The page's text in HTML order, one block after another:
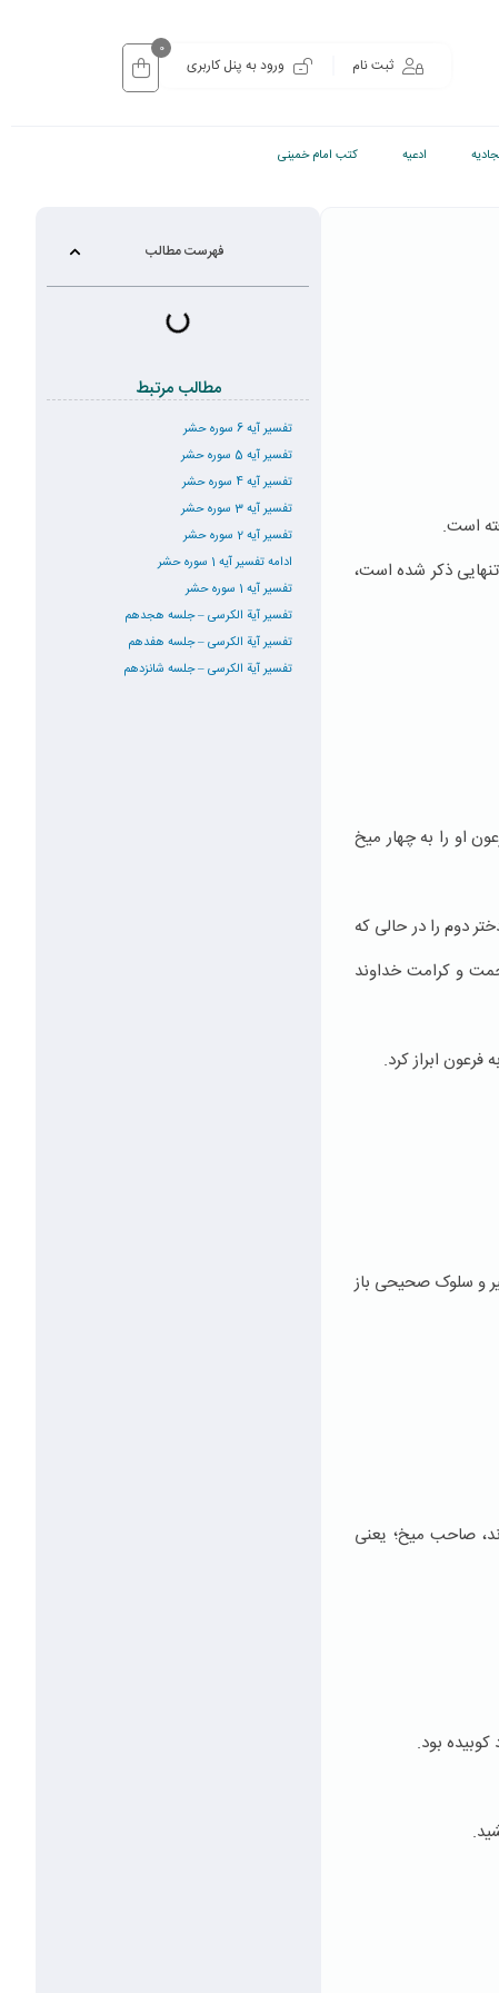
ثبت نام ورود به پنل کاربری
0
ادعیه کتب امام خمینی
است.
ذکر شده است،
او را به چهار میخ
دوم را در حالی که
و کرامت خداوند
ابراز کرد.
و سلوک صحیحی باز
صاحب میخ؛ یعنی
بود.
فهرست مطالب
مطالب مرتبط
تفسیر آیه 6 سوره حشر
تفسیر آیه 5 سوره حشر
تفسیر آیه 4 سوره حشر
تفسیر آیه 3 سوره حشر
تفسیر آیه 2 سوره حشر
ادامه تفسیر آیه 1 سوره حشر
تفسیر آیه 1 سوره حشر
تفسیر آیة الکرسی – جلسه هجدهم
تفسیر آیة الکرسی – جلسه هفدهم
تفسیر آیة الکرسی – جلسه شانزدهم